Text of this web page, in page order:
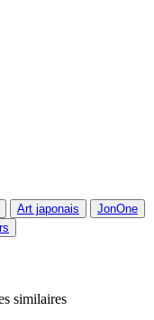
Art japonais
JonOne
similaires